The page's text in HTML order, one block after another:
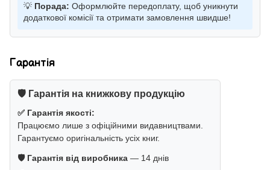
💡 Порада: Оформлюйте передоплату, щоб уникнути
додаткової комісії та отримати замовлення швидше!
Гарантія
🛡️ Гарантія на книжкову продукцію
✅ Гарантія якості:
Працюємо лише з офіційними видавництвами.
Гарантуємо оригінальність усіх книг.
🛡️ Гарантія від виробника — 14 днів